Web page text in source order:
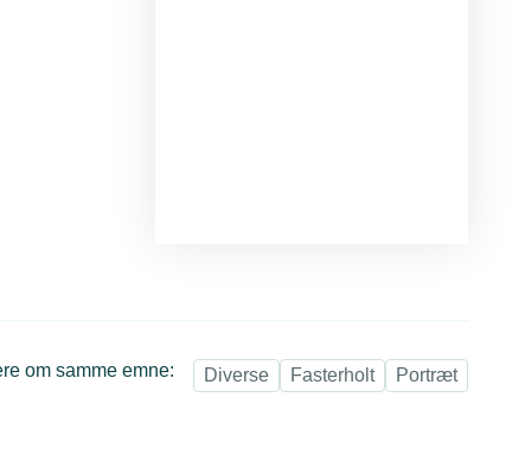
om samme emne: Diverse Fasterholt Portræt